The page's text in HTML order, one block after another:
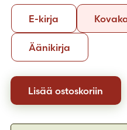
Formaatti
E-kirja
kirja
Äänikirja
Lisää ostoskoriin